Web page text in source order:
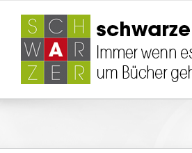
springen